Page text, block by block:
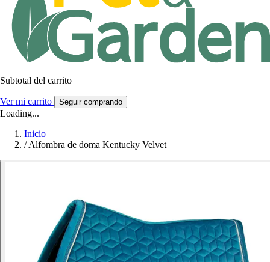
Subtotal del carrito
Ver mi carrito Seguir comprando
Loading...
Inicio
/ Alfombra de doma Kentucky Velvet